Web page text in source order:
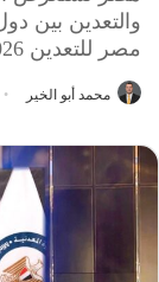
والتعدين بين
مصر للتعدين 2026
محمد أبو الخير